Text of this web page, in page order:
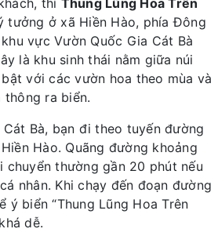
tưởng ở xã Hiền Hào, phía Đông
vực Vườn Quốc Gia Cát Bà
là khu sinh thái nằm giữa núi
với các vườn hoa theo mùa và
thông ra biển.
Bà, bạn đi theo tuyến đường
Hào. Quãng đường khoảng
chuyển thường gần 20 phút nếu
nhân. Khi chạy đến đoạn đường
ý biển “Thung Lũng Hoa Trên
dễ.